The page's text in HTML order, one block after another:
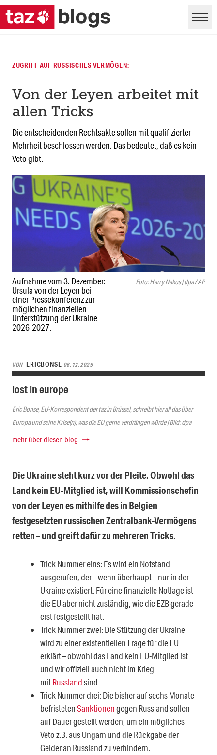
Aufnahme vom 3. Dezember:
Ursula von der Leyen bei
einer Pressekonferenz zur
möglichen finanziellen
Unterstützung der Ukraine
2026-2027.
Foto: Harry Nakos | dpa / AP
ZUGRIFF AUF RUSSISCHES VERMÖGEN:
Von der Leyen arbeitet mit
allen Tricks
Die entscheidenden Rechtsakte sollen mit qualifizierter
Mehrheit beschlossen werden. Das bedeutet, daß es kein
Veto gibt.
VON ERICBONSE 06.12.2025
lost in europe
Eric Bonse, EU-Korrespondent der taz in Brüssel, schreibt hier all das über
Europa und seine Krise(n), was die EU gerne verdrängen würde | Bild: dpa
mehr über diesen blog
DieUkraine steht kurz vor der Pleite. Obwohl das
Land kein EU-Mitglied ist, will Kommissionschefin
von der Leyen es mithilfe des in Belgien
festgesetzten russischen Zentralbank-Vermögens
retten – und greift dafür zu mehreren Tricks.
Trick Nummer eins: Es wird ein Notstand
ausgerufen, der – wenn überhaupt – nur in der
Ukraine existiert. Für eine finanzielle Notlage ist
die EU aber nicht zuständig, wie die EZB gerade
erst festgestellt hat.
Trick Nummer zwei: Die Stützung der Ukraine
wird zu einer existentiellen Frage für die EU
erklärt – obwohl das Land kein EU-Mitglied ist
und wir offiziell auch nicht im Krieg
mitRusslandsind.
Trick Nummer drei: Die bisher auf sechs Monate
befristetenSanktionengegen Russland sollen
auf Dauer gestellt werden, um ein mögliches
Veto z.B. aus Ungarn und die Rückgabe der
Gelder an Russland zu verhindern.